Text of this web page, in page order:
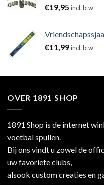
€19,95 incl. btw
€11,99incl. btw
OVER 1891 SHOP
1891 Shop is de internet
voetbal spullen.
Bij ons vindt u zowel de
uw favoriete clubs,
alsook custom creaties en